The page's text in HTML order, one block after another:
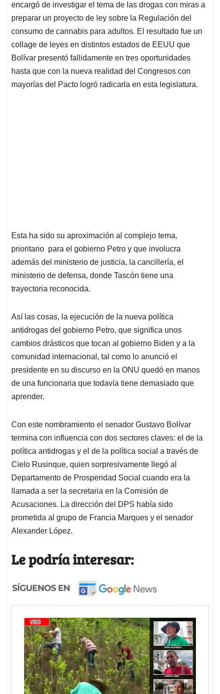
encargó de investigar el tema de las drogas con miras a
preparar un proyecto de ley sobre la Regulación del
consumo de cannabis para adultos. El resultado fue un
collage de leyes en distintos estados de EEUU que
Bolívar presentó fallidamente en tres oportunidades
hasta que con la nueva realidad del Congresos con
mayorías del Pacto logró radicarla en esta legislatura.
Esta ha sido su aproximación al complejo tema,
prioritario para el gobierno Petro y que involucra
además del ministerio de justicia, la cancillería, el
ministerio de defensa, donde Tascón tiene una
trayectoria reconocida.
Así las cosas, la ejecución de la nueva política
antidrogas del gobierno Petro, que significa unos
cambios drásticos que tocan al gobierno Biden y a la
comunidad internacional, tal como lo anunció el
presidente en su discurso en la ONU quedó en manos
de una funcionaria que todavía tiene demasiado que
aprender.
Con este nombramiento el senador Gustavo Bolívar
termina con influencia con dos sectores claves: el de la
política antidrogas y el de la política social a través de
Cielo Rusinque, quien sorpresivamente llegó al
Departamento de Prosperidad Social cuando era la
llamada a ser la secretaria en la Comisión de
Acusaciones. La dirección del DPS había sido
prometida al grupo de Francia Marques y el senador
Alexander López.
Le podría interesar: